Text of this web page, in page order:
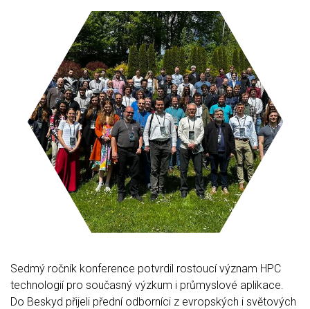
Sedmý ročník konference potvrdil rostoucí význam HPC
technologií pro současný výzkum i průmyslové aplikace.
Do Beskyd přijeli přední odborníci z evropských i světových